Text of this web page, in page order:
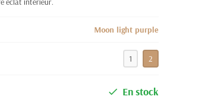
Moon light purple
1 2
En stock